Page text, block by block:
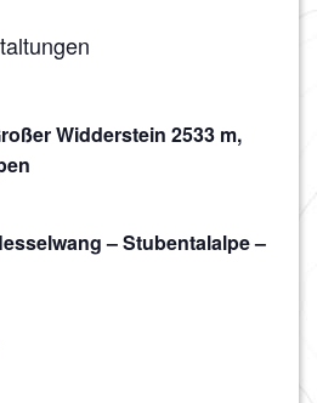
Widderstein 2533 m,
– Stubentalalpe –